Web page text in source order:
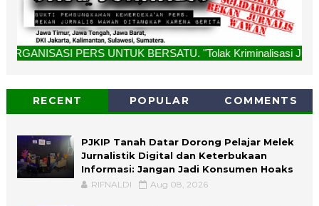
PERS UNTUK BERSATU. "Tolak Kriminalisasi Jurnalis, Rekan
RECENT POPULAR COMMENTS
PJKIP Tanah Datar Dorong Pelajar Melek
Jurnalistik Digital dan Keterbukaan
Informasi: Jangan Jadi Konsumen Hoaks
RIFNALDI Aug 08, 2026